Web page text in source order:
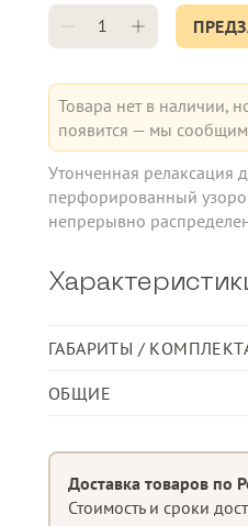
Товара нет в наличии,
появится — мы
Утонченная релаксация
перфорированный
непрерывно
ГАБАРИТЫ /
Длина, см
Высота, см
ОБЩИЕ
Материал
Доставка товаров по
Стоимость и сроки